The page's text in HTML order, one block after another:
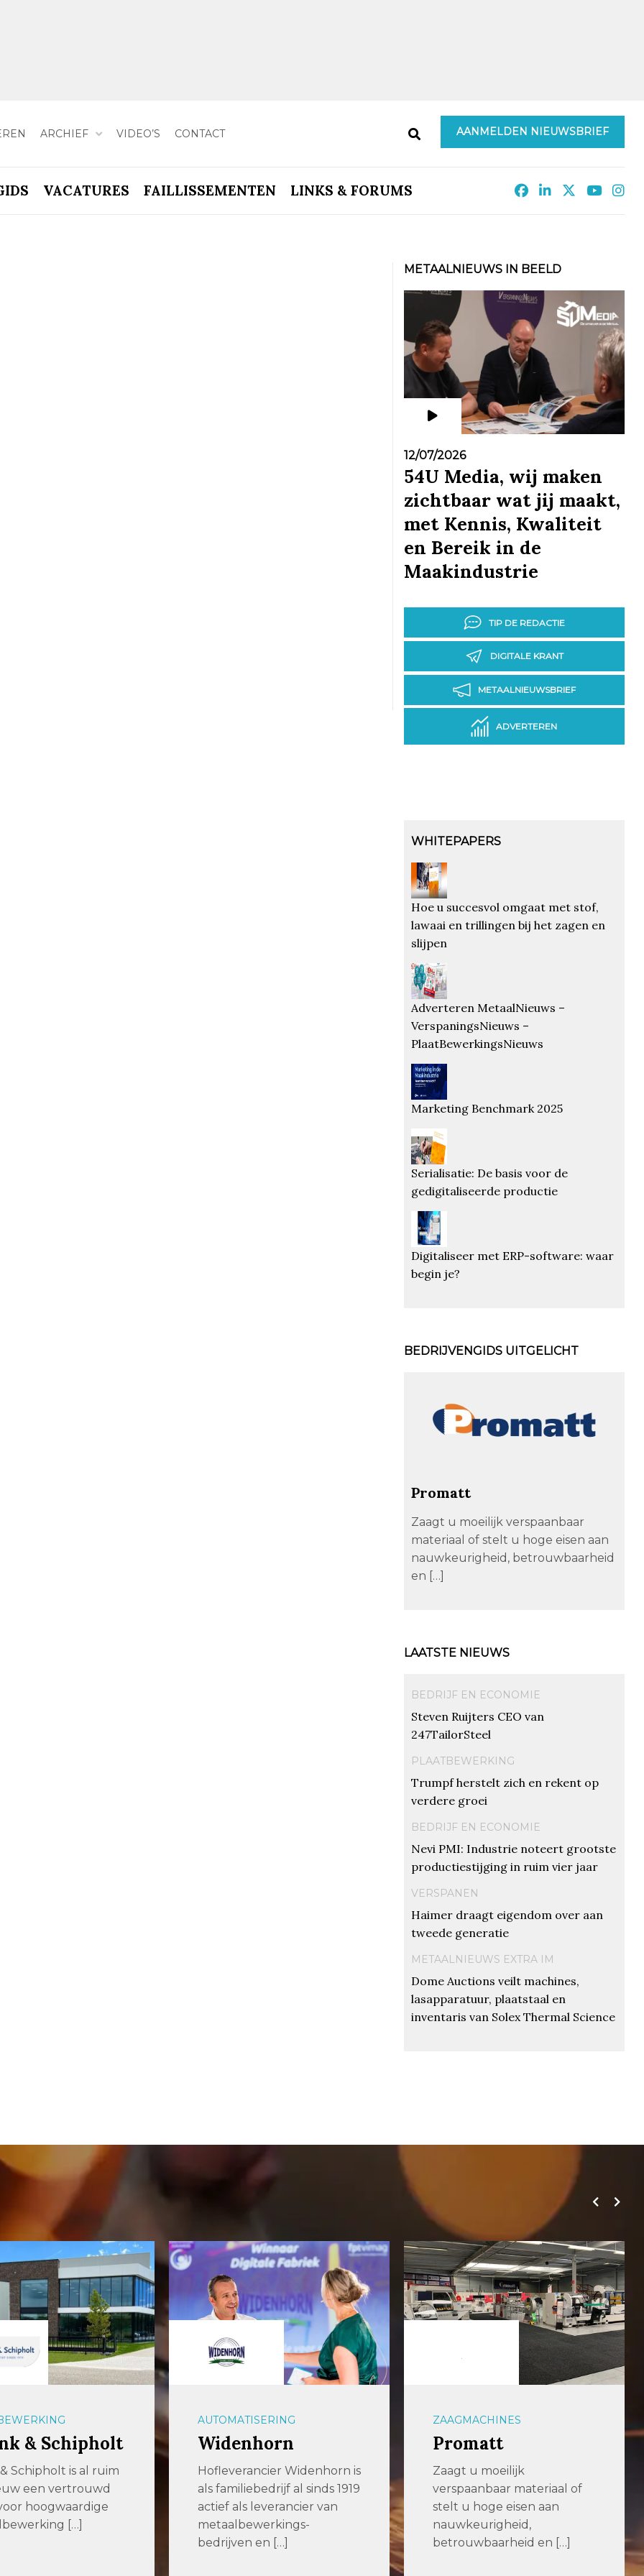
ARCHIEF VIDEO’S CONTACT AANMELDEN NIEUWSBRIEF
VACATURES FAILLISSEMENTEN LINKS & FORUMS
METAALNIEUWS IN BEELD
12/07/2026
54U Media, wij maken
zichtbaar wat jij maakt,
met Kennis, Kwaliteit
en Bereik in de
Maakindustrie
TIP DE REDACTIE
DIGITALE KRANT
METAALNIEUWSBRIEF
ADVERTEREN
WHITEPAPERS
Hoe u succesvol omgaat met stof,
lawaai en trillingen bij het zagen en
slijpen
Adverteren MetaalNieuws –
VerspaningsNieuws –
PlaatBewerkingsNieuws
Marketing Benchmark 2025
Serialisatie: De basis voor de
gedigitaliseerde productie
Digitaliseer met ERP-software: waar
begin je?
BEDRIJVENGIDS UITGELICHT
Promatt
Zaagt u moeilijk verspaanbaar
materiaal of stelt u hoge eisen aan
nauwkeurigheid, betrouwbaarheid
en […]
LAATSTE NIEUWS
BEDRIJF EN ECONOMIE
Steven Ruijters CEO van
247TailorSteel
PLAATBEWERKING
Trumpf herstelt zich en rekent op
verdere groei
BEDRIJF EN ECONOMIE
Nevi PMI: Industrie noteert grootste
productiestijging in ruim vier jaar
VERSPANEN
Haimer draagt eigendom over aan
tweede generatie
METAALNIEUWS EXTRA IM
Dome Auctions veilt machines,
lasapparatuur, plaatstaal en
inventaris van Solex Thermal Science
& Schipholt
Schipholt is al ruim
een vertrouwd
hoogwaardige
[…]
AUTOMATISERING
Widenhorn
Hofleverancier Widenhorn is
als familiebedrijf al sinds 1919
actief als leverancier van
metaalbewerkings-
bedrijven en […]
ZAAGMACHINES
Promatt
Zaagt u moeilijk
verspaanbaar materiaal of
stelt u hoge eisen aan
nauwkeurigheid,
betrouwbaarheid en […]